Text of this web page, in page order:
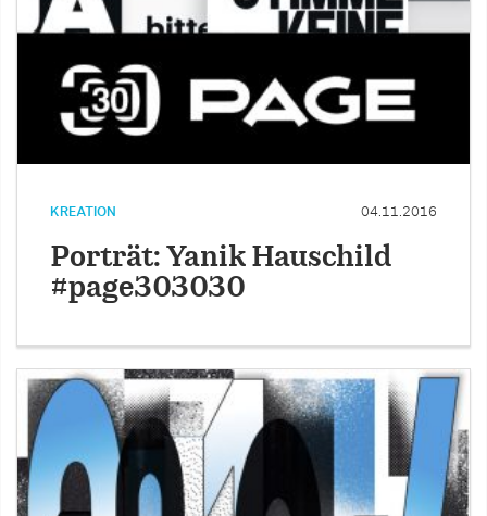
KREATION 04.11.2016
Porträt: Yanik Hauschild
#page303030